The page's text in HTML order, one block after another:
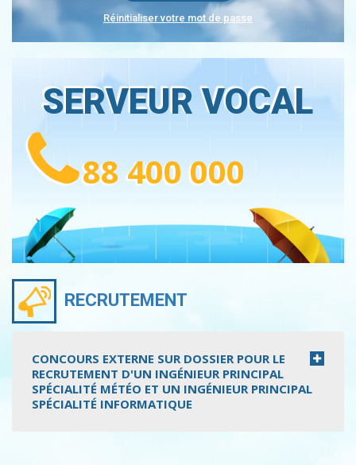
Réinitialiser votre mot de passe
SERVEUR VOCAL
88 400 000
RECRUTEMENT
CONCOURS EXTERNE SUR DOSSIER POUR LE
RECRUTEMENT D'UN INGÉNIEUR PRINCIPAL
SPÉCIALITÉ MÉTÉO ET UN INGÉNIEUR PRINCIPAL
SPÉCIALITÉ INFORMATIQUE